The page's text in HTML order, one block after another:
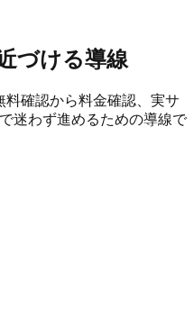
づける導線
料確認から料金確認、実サ
迷わず進めるための導線で